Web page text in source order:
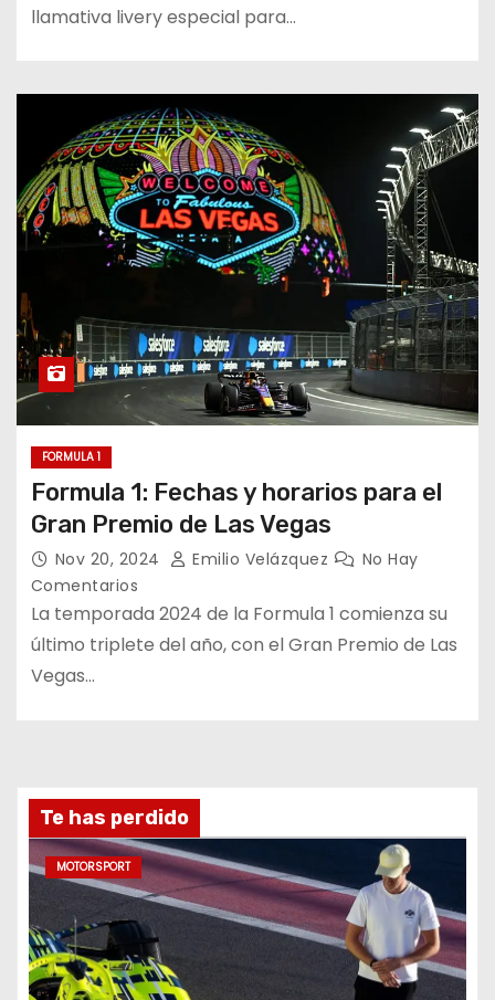
llamativa livery especial para…
FORMULA 1
Formula 1: Fechas y horarios para el
Gran Premio de Las Vegas
Nov 20, 2024 Emilio Velázquez
No Hay
Comentarios
La temporada 2024 de la Formula 1 comienza su
último triplete del año, con el Gran Premio de Las
Vegas…
Te has perdido
MOTORSPORT